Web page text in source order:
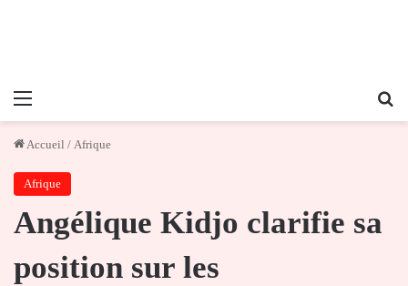
Menu
Accueil / Afrique
Afrique
Angélique Kidjo clarifie sa
position sur les